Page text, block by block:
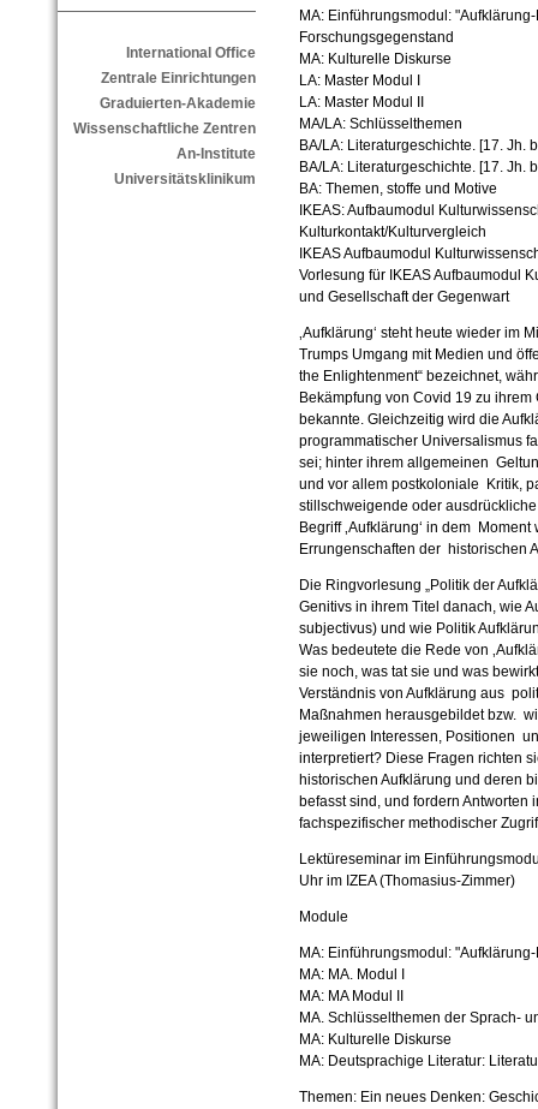
International Office
Zentrale Einrichtungen
Graduierten-Akademie
Wissenschaftliche Zentren
An-Institute
Universitätsklinikum
MA: Einführungsmodul:
Forschungsgegenstand
MA: Kulturelle Diskurse
LA: Master Modul I
LA: Master Modul II
MA/LA: Schlüsselthemen
BA/LA: Literaturgeschichte. [17. Jh.
BA/LA: Literaturgeschichte. [17. Jh.
BA: Themen, stoffe und Motive
IKEAS: Aufbaumodul
Kulturkontakt/Kulturvergleich
IKEAS Aufbaumodul
Vorlesung für IKEAS Aufbaumodul
und Gesellschaft der Gegenwart
‚Aufklärung‘ steht heute wieder im
Trumps Umgang mit Medien und
the Enlightenment“ bezeichnet,
Bekämpfung von Covid 19 zu
bekannte. Gleichzeitig wird die
programmatischer Universalismus
sei; hinter ihrem allgemeinen
und vor allem postkoloniale Kritik,
stillschweigende oder
Begriff ‚Aufklärung‘ in dem
Errungenschaften der historischen
Die Ringvorlesung „Politik der
Genitivs in ihrem Titel danach, wie
subjectivus) und wie Politik
Was bedeutete die Rede von
sie noch, was tat sie und was
Verständnis von Aufklärung aus
Maßnahmen herausgebildet bzw.
jeweiligen Interessen, Positionen
interpretiert? Diese Fragen richten
historischen Aufklärung und deren
befasst sind, und fordern
fachspezifischer methodischer
Lektüreseminar im
Uhr im IZEA (Thomasius-Zimmer)
Module
MA: Einführungsmodul:
MA: MA. Modul I
MA: MA Modul II
MA. Schlüsselthemen der Sprach-
MA: Kulturelle Diskurse
MA: Deutsprachige Literatur:
Themen: Ein neues Denken: